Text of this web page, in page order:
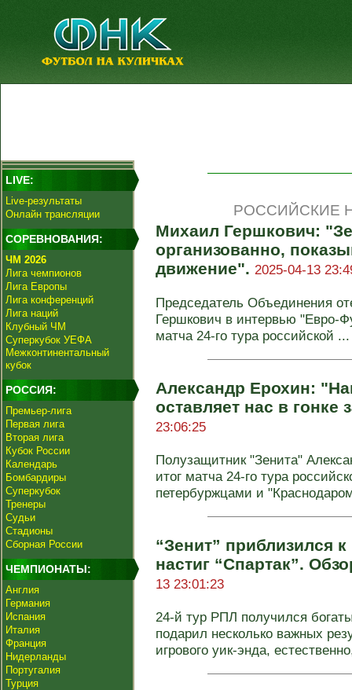
LIVE:
Live-результаты
Онлайн трансляции
СОРЕВНОВАНИЯ:
ЧМ 2026
Лига чемпионов
Лига Европы
Лига конференций
Лига наций
Клубный ЧМ
Суперкубок УЕФА
Межконтинентальный
кубок
РОССИЯ:
Премьер-лига
Первая лига
Вторая лига
Кубок России
Календарь
Бомбардиры
Суперкубок
Тренеры
Судьи
Стадионы
Сборная России
ЧЕМПИОНАТЫ:
Англия
Германия
Испания
Италия
Франция
Нидерланды
Португалия
Турция
РОССИЙСКИЕ
Михаил Гершкович:
организованно,
движение". 2025-04-13
Председатель Объединения
Гершкович в интервью "Евро-
матча 24-го тура российской ...
Александр Ерохин:
оставляет нас в гонке
23:06:25
Полузащитник "Зенита"
итог матча 24-го тура
петербуржцами и
“Зенит” приблизился
настиг “Спартак”.
13 23:01:23
24-й тур РПЛ получился
подарил несколько важных
игрового уик-энда,